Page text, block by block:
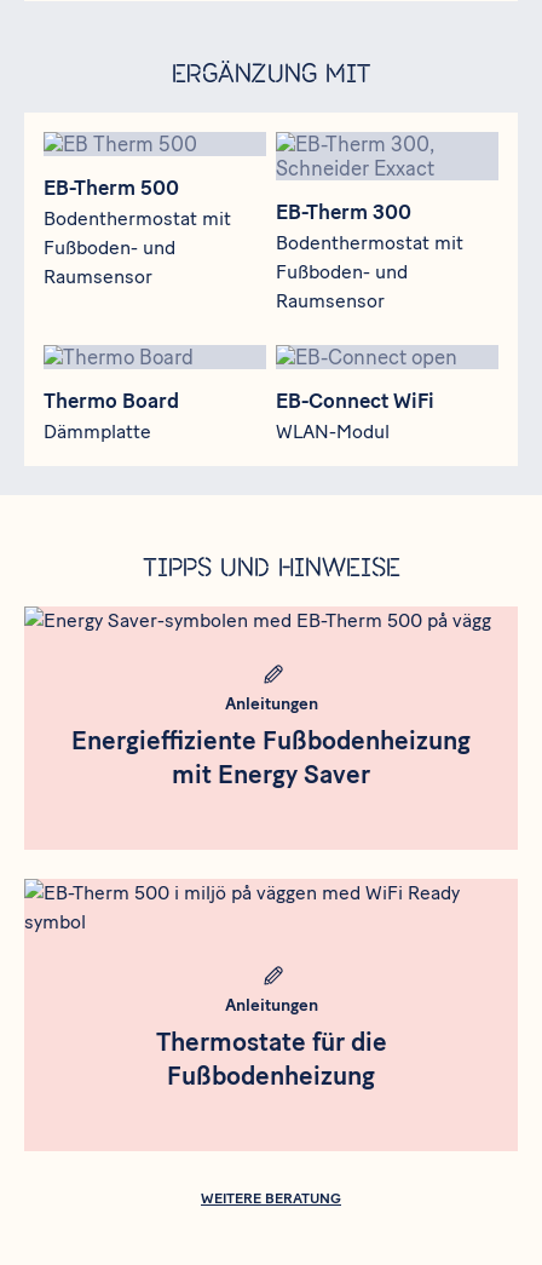
Ergänzung mit
EB-Therm 500
Bodenthermostat mit
Fußboden- und
Raumsensor
EB-Therm 500
EB-Therm 300
Bodenthermostat mit
Fußboden- und
Raumsensor
EB-Therm 300
Thermo Board
Dämmplatte
Thermo Board
EB-Connect WiFi
WLAN-Modul
EB-Connect WiFi
Tipps und Hinweise
Meta bild
Anleitungen
Energieffiziente Fußbodenheizung
mit Energy Saver
Meta bild
Anleitungen
Thermostate für die
Fußbodenheizung
WEITERE BERATUNG